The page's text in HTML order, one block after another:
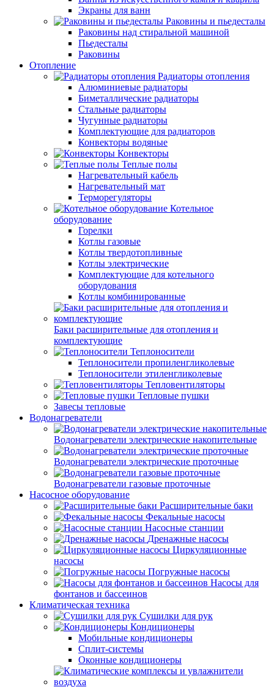
Экраны для ванн
Раковины и пьедесталы
Раковины над стиральной машиной
Пьедесталы
Раковины
Отопление
Радиаторы отопления
Алюминиевые радиаторы
Биметаллические радиаторы
Стальные радиаторы
Чугунные радиаторы
Комплектующие для радиаторов
Конвекторы водяные
Конвекторы
Теплые полы
Нагревательный кабель
Нагревательный мат
Терморегуляторы
Котельное
оборудование
Горелки
Котлы газовые
Котлы твердотопливные
Котлы электрические
Комплектующие для котельного
оборудования
Котлы комбинированные
Баки расширительные для отопления и
комплектующие
Теплоносители
Теплоносители пропиленгликолевые
Теплоносители этиленгликолевые
Тепловентиляторы
Тепловые пушки
Завесы тепловые
Водонагреватели
Водонагреватели электрические накопительные
Водонагреватели электрические проточные
Водонагреватели газовые проточные
Насосное оборудование
Расширительные баки
Фекальные насосы
Насосные станции
Дренажные насосы
Циркуляционные
насосы
Погружные насосы
Насосы для
фонтанов и бассеинов
Климатическая техника
Сушилки для рук
Кондиционеры
Мобильные кондиционеры
Сплит-системы
Оконные кондиционеры